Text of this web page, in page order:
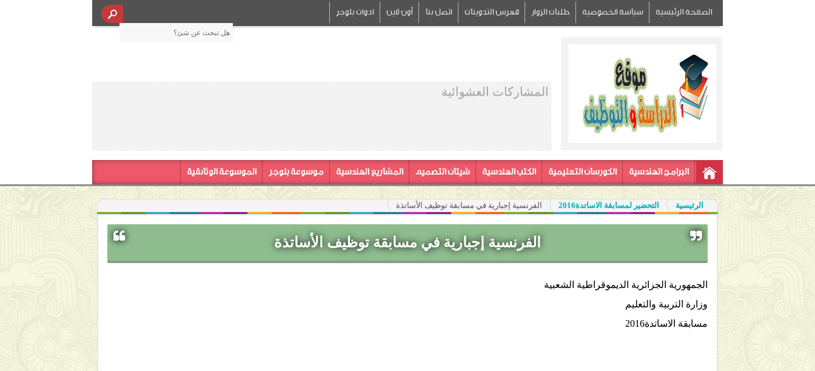
الصفحة الرئيسية سياسة الخصوصية طلبات الزوار فهرس التدوينات اتصل بنا أون لاين ادوات بلوجر
المشاركات العشوائية
البرامج الهندسية الكورسات التعليمية الكتب الهندسية شيتات التصميم المشاريع الهندسية موسوعة بلوجر الموسوعة الوثائقية
الرئيسية التحضير لمسابقة الاساتدة2016 الفرنسية إجبارية في مسابقة توظيف الأساتذة
الفرنسية إجبارية في مسابقة توظيف الأساتذة
الجمهورية الجزائرية الديموقراطية الشعبية
وزارة التربية والتعليم
مسابقة الاساتدة2016